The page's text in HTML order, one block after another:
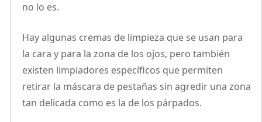
no lo es.
Hay algunas cremas de limpieza que se usan para
la cara y para la zona de los ojos, pero también
existen limpiadores específicos que permiten
retirar la máscara de pestañas sin agredir una zona
tan delicada como es la de los párpados.